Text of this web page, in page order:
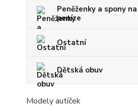
Peněženky a spony na
peníze
Ostatní
Dětská obuv
Modely autíček